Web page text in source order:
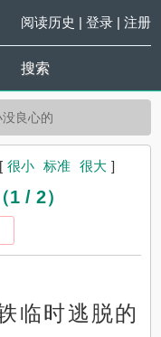
阅读历史 | 登录| 注册
搜索
良心的
[ 很小 标准 很大 ]
/ 2）
临时逃脱的